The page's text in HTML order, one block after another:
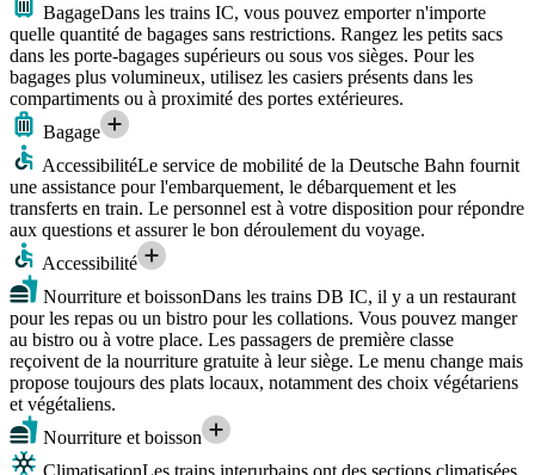
BagageDans les trains IC, vous pouvez emporter n'importe
quelle quantité de bagages sans restrictions. Rangez les petits sacs
dans les porte-bagages supérieurs ou sous vos sièges. Pour les
bagages plus volumineux, utilisez les casiers présents dans les
compartiments ou à proximité des portes extérieures.
Bagage
AccessibilitéLe service de mobilité de la Deutsche Bahn fournit
une assistance pour l'embarquement, le débarquement et les
transferts en train. Le personnel est à votre disposition pour répondre
aux questions et assurer le bon déroulement du voyage.
Accessibilité
Nourriture et boissonDans les trains DB IC, il y a un restaurant
pour les repas ou un bistro pour les collations. Vous pouvez manger
au bistro ou à votre place. Les passagers de première classe
reçoivent de la nourriture gratuite à leur siège. Le menu change mais
propose toujours des plats locaux, notamment des choix végétariens
et végétaliens.
Nourriture et boisson
ClimatisationLes trains interurbains ont des sections climatisées.